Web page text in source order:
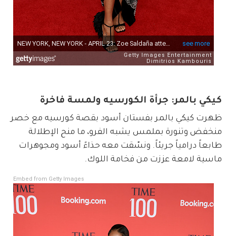
كيكي بالمر: جرأة الكورسيه ولمسة فاخرة
ظهرت كيكي بالمر بفستان أسود بقصة كورسيه مع خصر
منخفض وتنورة بملمس يشبه الفرو، ما منح الإطلالة
طابعاً درامياً جريئاً. ونسّقت معه حذاءً أسود ومجوهرات
ماسية لامعة عززت من فخامة اللوك.
Embed from Getty Images